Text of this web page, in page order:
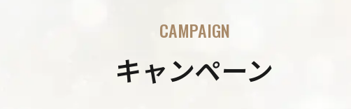
CAMPAIGN
キャンペーン